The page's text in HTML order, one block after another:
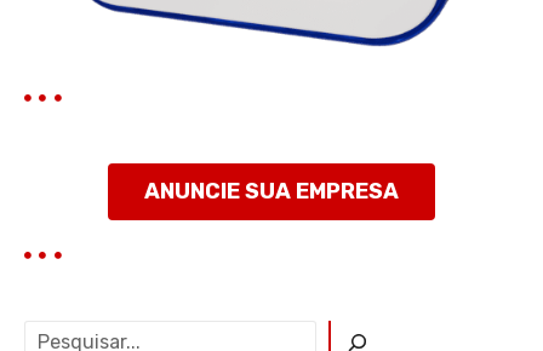
t
ANUNCIE SUA EMPRESA